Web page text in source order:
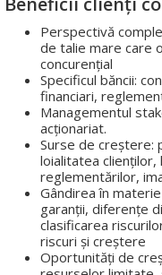
Perspectivă
de talie mare care
concurențial
Specificul băncii:
financiari,
Managementul
acționariat.
Surse de creștere:
loialitatea
reglementărilor,
Gândirea în
garanții, diferențe
clasificarea
riscuri și creștere
Oportunități de